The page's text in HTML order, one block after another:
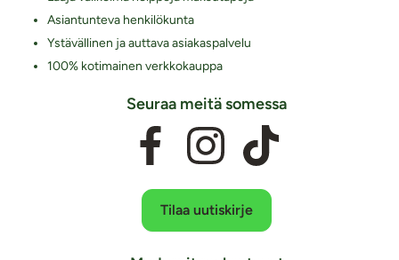
Asiantunteva henkilökunta
Ystävällinen ja auttava asiakaspalvelu
100% kotimainen verkkokauppa
Seuraa meitä somessa
Tilaa uutiskirje